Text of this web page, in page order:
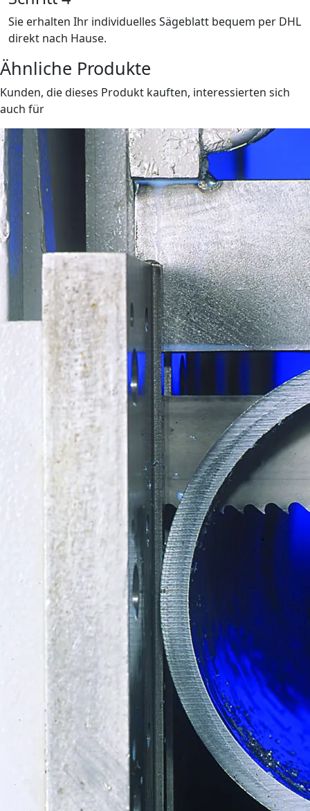
Sie erhalten Ihr individuelles Sägeblatt bequem per DHL
direkt nach Hause.
Ähnliche Produkte
Kunden, die dieses Produkt kauften, interessierten sich
auch für